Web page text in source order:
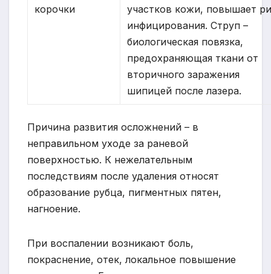
корочки
участков кожи, повышает
инфицирования. Струп –
биологическая повязка,
предохраняющая ткани от
вторичного заражения
шипицей после лазера.
Причина развития осложнений – в
неправильном уходе за раневой
поверхностью. К нежелательным
последствиям после удаления относят
образование рубца, пигментных пятен,
нагноение.
При воспалении возникают боль,
покраснение, отек, локальное повышение